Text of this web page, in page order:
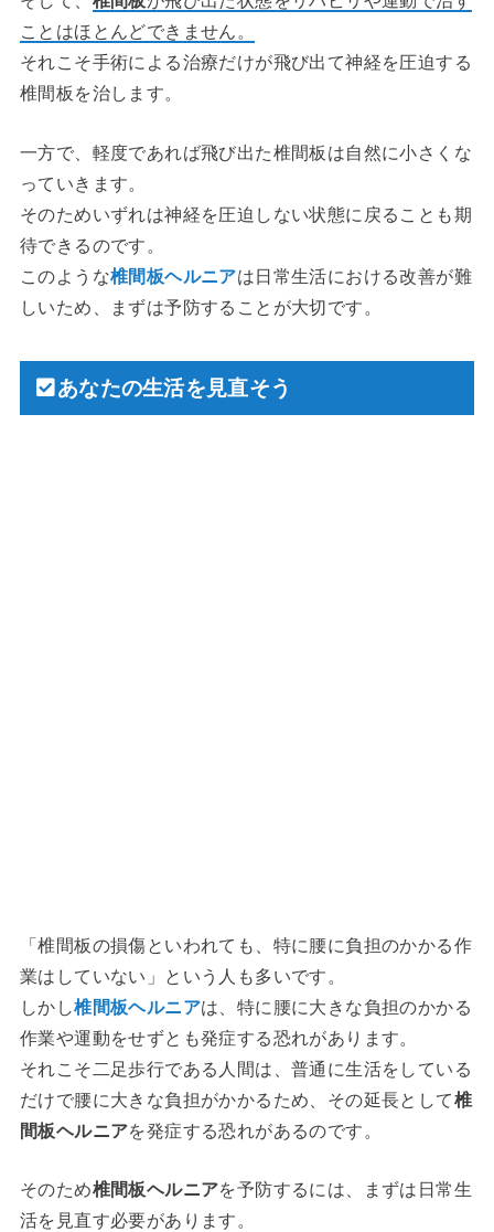
ことはほとんどできません。
それこそ手術による治療だけが飛び出て神経を圧迫する
椎間板を治します。
一方で、軽度であれば飛び出た椎間板は自然に小さくな
っていきます。
そのためいずれは神経を圧迫しない状態に戻ることも期
待できるのです。
このような椎間板ヘルニアは日常生活における改善が難
しいため、まずは予防することが大切です。
あなたの生活を見直そう
「椎間板の損傷といわれても、特に腰に負担のかかる作
業はしていない」という人も多いです。
しかし椎間板ヘルニアは、特に腰に大きな負担のかかる
作業や運動をせずとも発症する恐れがあります。
それこそ二足歩行である人間は、普通に生活をしている
だけで腰に大きな負担がかかるため、その延長として椎
間板ヘルニアを発症する恐れがあるのです。
そのため椎間板ヘルニアを予防するには、まずは日常生
活を見直す必要があります。